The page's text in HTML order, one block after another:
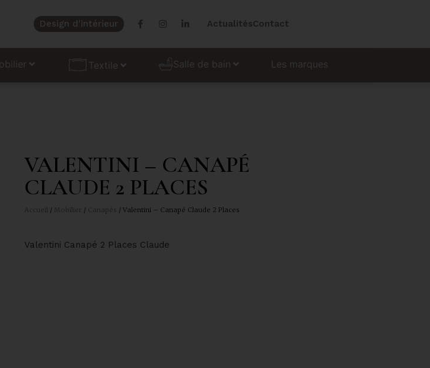
Design d'intérieur ActualitésContact
Textile Salle de bain Les marques
VALENTINI – CANAPÉ
CLAUDE 2 PLACES
Accueil / Mobilier / Canapés / Valentini – Canapé Claude 2 Places
Valentini Canapé 2 Places Claude